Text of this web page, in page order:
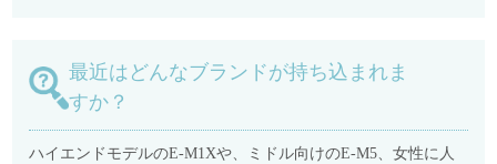
最近はどんなブランドが持ち込まれま
すか？
ハイエンドモデルのE-M1Xや、ミドル向けのE-M5、女性に人